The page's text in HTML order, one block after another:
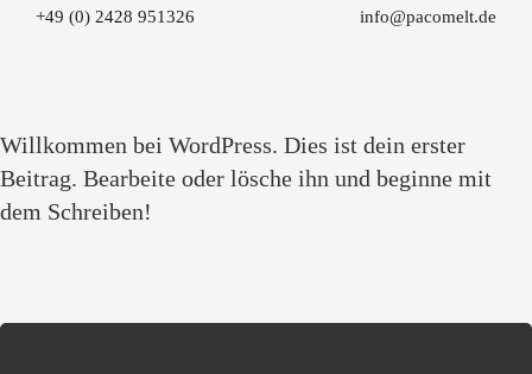
+49 (0) 2428 951326 info@pacomelt.de
Willkommen bei WordPress. Dies ist dein erster
Beitrag. Bearbeite oder lösche ihn und beginne mit
dem Schreiben!